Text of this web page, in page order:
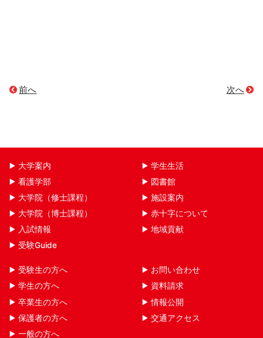
前へ 次へ
大学案内
看護学部
大学院（修士課程）
大学院（博士課程）
入試情報
受験Guide
学生生活
図書館
施設案内
赤十字について
地域貢献
受験生の方へ
学生の方へ
卒業生の方へ
保護者の方へ
一般の方へ
お問い合わせ
資料請求
情報公開
交通アクセス